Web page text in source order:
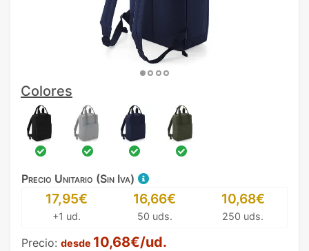
Colores
Precio Unitario (Sin Iva)
17,95€
+1 ud.
16,66€
50 uds.
10,68€
250 uds.
Precio: desde 10,68€/ud.